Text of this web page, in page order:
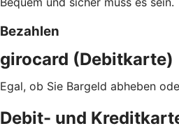
Bezahlen
girocard (Debitkarte)
Egal, ob Sie Bargeld abheben
Debit- und